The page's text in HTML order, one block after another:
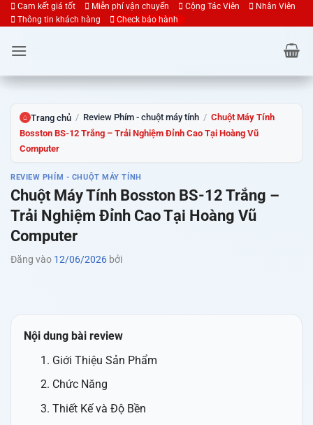
Bỏ
qua
nội
dung
Cam kết giá tốt Miễn phí vận chuyển Cộng Tác Viên
Nhân Viên
Thông tin khách hàng
Check bảo hành
⌂ Trang chủ / Review Phím - chuột máy tính / Chuột Máy Tính
Bosston BS-12 Trắng – Trải Nghiệm Đỉnh Cao Tại Hoàng Vũ
Computer
REVIEW PHÍM - CHUỘT MÁY TÍNH
Chuột Máy Tính Bosston BS-12 Trắng –
Trải Nghiệm Đỉnh Cao Tại Hoàng Vũ
Computer
Đăng vào 12/06/2026 bởi
Nội dung bài review
Giới Thiệu Sản Phẩm
Chức Năng
Thiết Kế và Độ Bền